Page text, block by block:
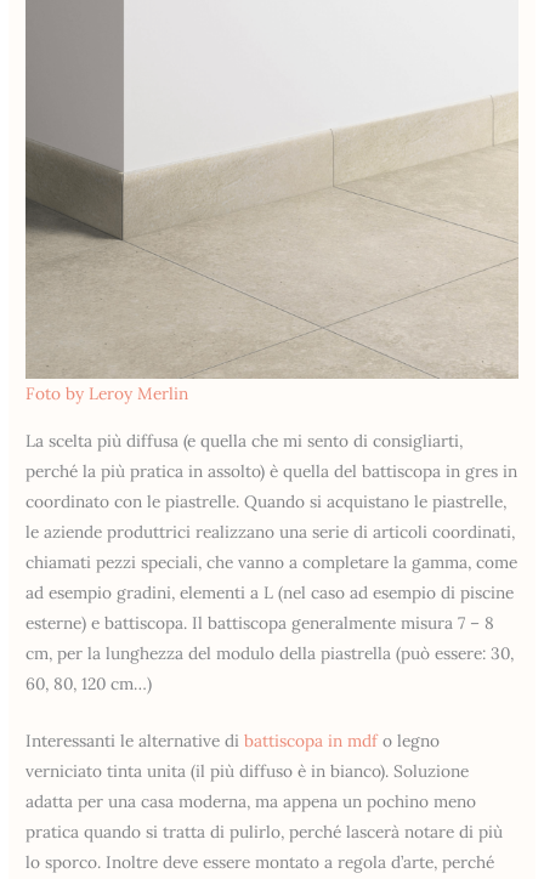
Foto by Leroy Merlin
La scelta più diffusa (e quella che mi sento di consigliarti,
perché la più pratica in assolto) è quella del battiscopa in gres in
coordinato con le piastrelle. Quando si acquistano le piastrelle,
le aziende produttrici realizzano una serie di articoli coordinati,
chiamati pezzi speciali, che vanno a completare la gamma, come
ad esempio gradini, elementi a L (nel caso ad esempio di piscine
esterne) e battiscopa. Il battiscopa generalmente misura 7 – 8
cm, per la lunghezza del modulo della piastrella (può essere: 30,
60, 80, 120 cm…)
Interessanti le alternative dibattiscopa in mdfo legno
verniciato tinta unita (il più diffuso è in bianco). Soluzione
adatta per una casa moderna, ma appena un pochino meno
pratica quando si tratta di pulirlo, perché lascerà notare di più
lo sporco. Inoltre deve essere montato a regola d’arte, perché